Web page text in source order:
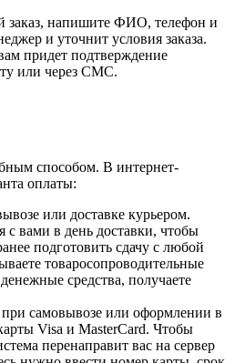
заказ, напишите ФИО, телефон и
и уточнит условия заказа.
придет подтверждение
или через СМС.
способом. В интернет-
оплаты:
или доставке курьером.
с вами в день доставки, чтобы
подготовить сдачу с любой
товаросопроводительные
средства, получаете
самовывозе или оформлении в
Visa и MasterCard. Чтобы
перенаправит вас на сервер